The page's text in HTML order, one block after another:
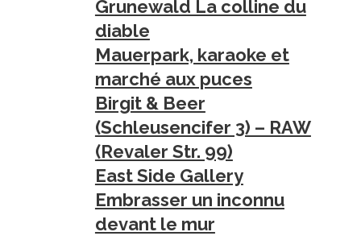
Grunewald La colline du
diable
Mauerpark, karaoke et
marché aux puces
Birgit & Beer
(Schleusencifer 3) – RAW
(Revaler Str. 99)
East Side Gallery
Embrasser un inconnu
devant le mur